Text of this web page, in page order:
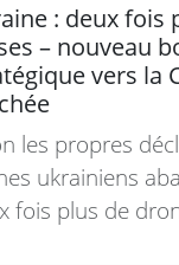
: deux fois
– nouveau
vers la
les propres
ukrainiens
fois plus de